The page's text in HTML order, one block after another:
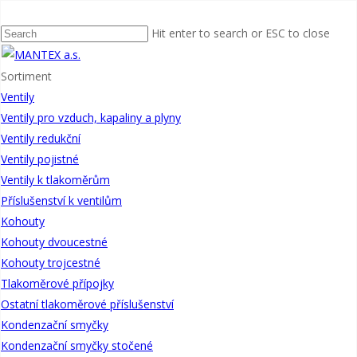
Hit enter to search or ESC to close
Sortiment
Ventily
Ventily pro vzduch, kapaliny a plyny
Ventily redukční
Ventily pojistné
Ventily k tlakoměrům
Příslušenství k ventilům
Kohouty
Kohouty dvoucestné
Kohouty trojcestné
Tlakoměrové přípojky
Ostatní tlakoměrové příslušenství
Kondenzační smyčky
Kondenzační smyčky stočené
čepový